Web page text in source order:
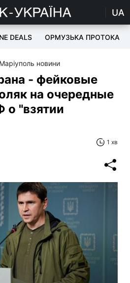
UA
DEALS ОРМУЗЬКА ПРОТОКА
Маріуполь новини
- фейковые
на очередные
о "взятии
1 хв